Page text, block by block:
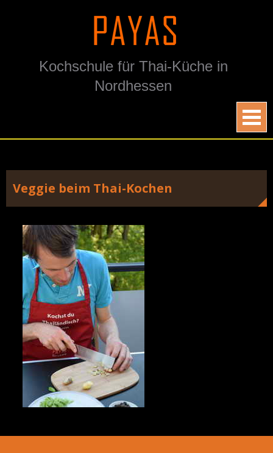
Kochschule für Thai-Küche in
Nordhessen
Veggie beim Thai-Kochen